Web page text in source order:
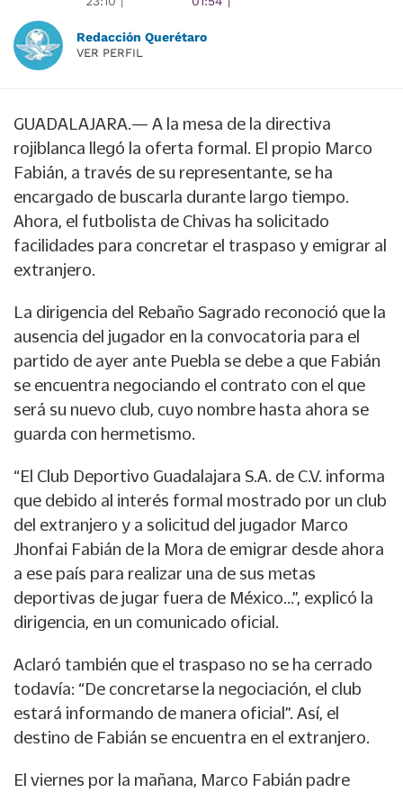
Redacción Querétaro
VER PERFIL
GUADALAJARA.— A la mesa de la directiva
rojiblanca llegó la oferta formal. El propio Marco
Fabián, a través de su representante, se ha
encargado de buscarla durante largo tiempo.
Ahora, el futbolista de Chivas ha solicitado
facilidades para concretar el traspaso y emigrar al
extranjero.
La dirigencia del Rebaño Sagrado reconoció que la
ausencia del jugador en la convocatoria para el
partido de ayer ante Puebla se debe a que Fabián
se encuentra negociando el contrato con el que
será su nuevo club, cuyo nombre hasta ahora se
guarda con hermetismo.
“El Club Deportivo Guadalajara S.A. de C.V. informa
que debido al interés formal mostrado por un club
del extranjero y a solicitud del jugador Marco
Jhonfai Fabián de la Mora de emigrar desde ahora
a ese país para realizar una de sus metas
deportivas de jugar fuera de México...”, explicó la
dirigencia, en un comunicado oficial.
Aclaró también que el traspaso no se ha cerrado
todavía: “De concretarse la negociación, el club
estará informando de manera oficial”. Así, el
destino de Fabián se encuentra en el extranjero.
El viernes por la mañana, Marco Fabián padre